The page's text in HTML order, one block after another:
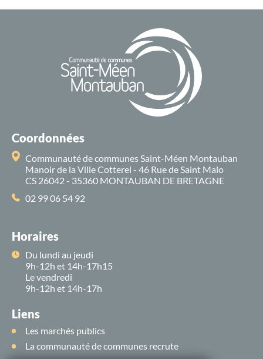
Coordonnées
Communauté de communes Saint-Méen Montauban
Manoir de la Ville Cotterel - 46 Rue de Saint Malo
CS 26042 - 35360 MONTAUBAN DE BRETAGNE
02 99 06 54 92
Horaires
Du lundi au jeudi
9h-12h et 14h-17h15
Le vendredi
9h-12h et 14h-17h
Liens
Les marchés publics
La communauté de communes recrute